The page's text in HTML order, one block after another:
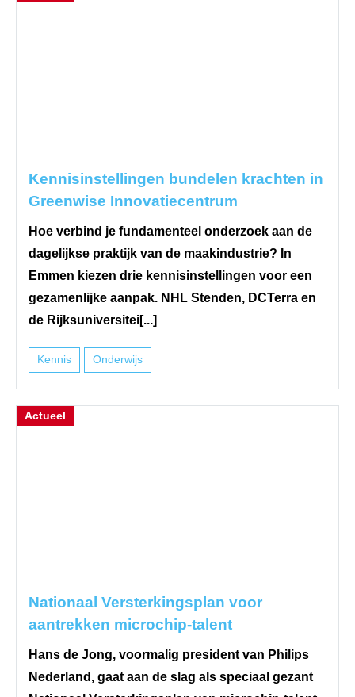
Kennisinstellingen bundelen krachten in
Greenwise Innovatiecentrum
Hoe verbind je fundamenteel onderzoek aan de
dagelijkse praktijk van de maakindustrie? In
Emmen kiezen drie kennisinstellingen voor een
gezamenlijke aanpak. NHL Stenden, DCTerra en
de Rijksuniversitei[...]
Kennis Onderwijs
Actueel
Nationaal Versterkingsplan voor
aantrekken microchip-talent
Hans de Jong, voormalig president van Philips
Nederland, gaat aan de slag als speciaal gezant